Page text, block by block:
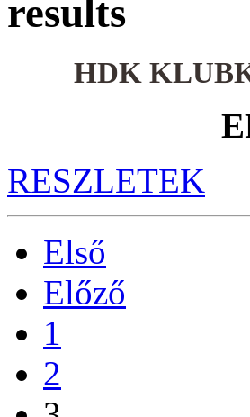
results
HDK
RESZLETEK
Első
Előző
1
2